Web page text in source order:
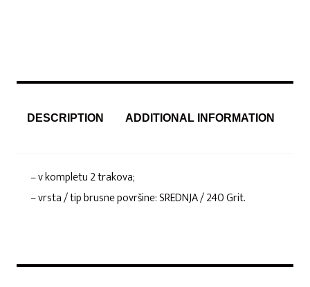
DESCRIPTION ADDITIONAL INFORMATION
– v kompletu 2 trakova;
– vrsta / tip brusne površine: SREDNJA / 240 Grit.